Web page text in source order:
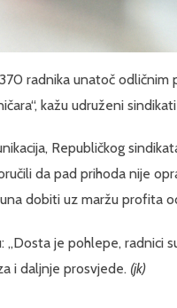
radnika unatoč
kažu udruženi
Republičkog
da pad prihoda nije
dobiti uz maržu profita
„Dosta je pohlepe, radnici
i daljnje prosvjede. (jk)